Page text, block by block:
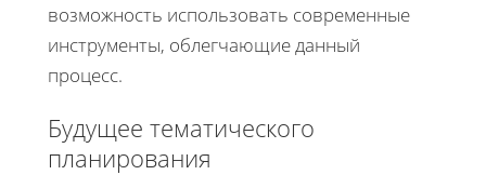
возможность использовать современные
инструменты, облегчающие данный
процесс.
Будущее тематического
планирования